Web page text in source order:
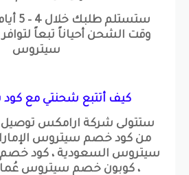
وقت الشحن أحياناً تبعاً
سيتروس
كيف أتتبع شحنتي مع
ستتولى شركة ارامكس توصيل
من كود خصم سيتروس
سيتروس السعودية ، كود
، كوبون خصم سيتروس